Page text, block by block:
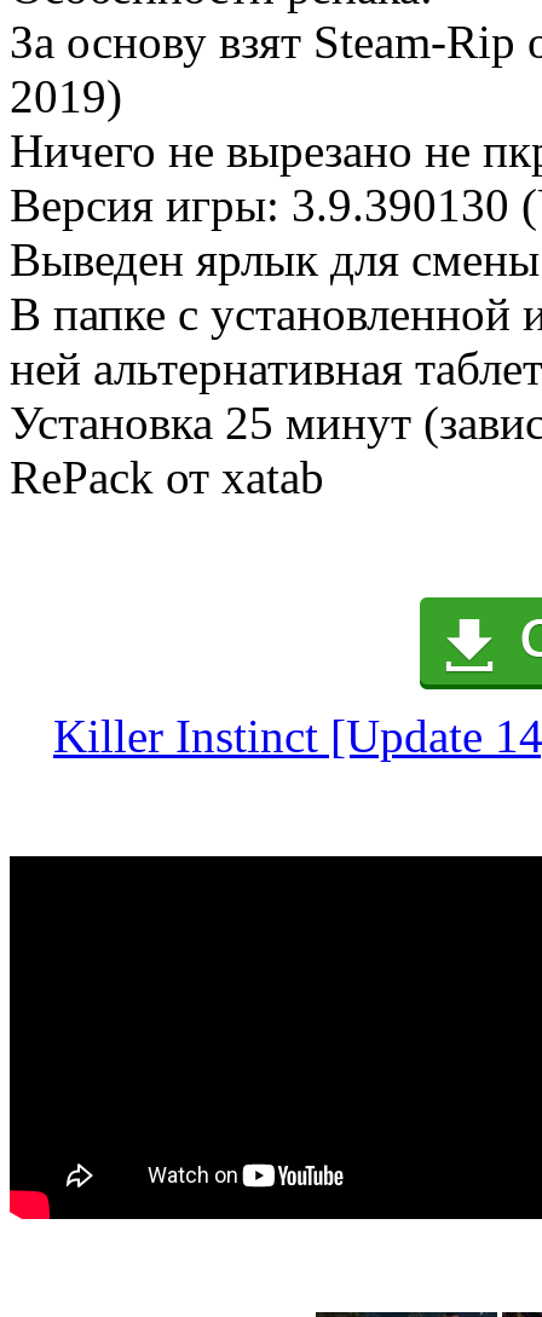
За основу взят Steam-
2019)
Ничего не вырезано не
Версия игры: 3.9.390130
Выведен ярлык для
В папке с установленной
ней альтернативная
Установка 25 минут
RePack от xatab
Killer Instinct [Update